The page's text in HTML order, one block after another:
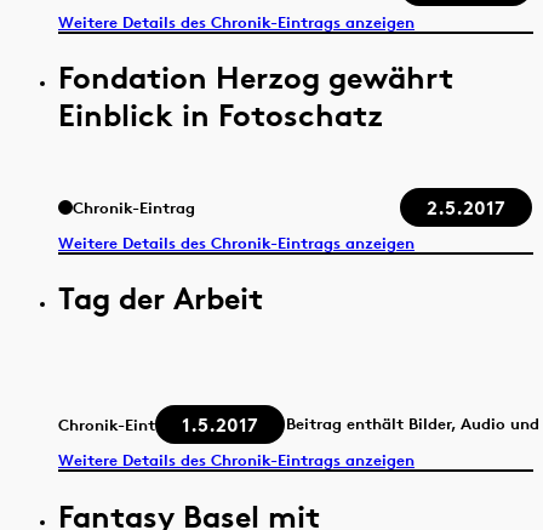
Weitere Details des Chronik-Eintrags anzeigen
Fondation Herzog gewährt
Einblick in Fotoschatz
Chronik-Eintrag 2.5.2017
Weitere Details des Chronik-Eintrags anzeigen
Tag der Arbeit
Chronik-Eintrag 1.5.2017
Beitrag enthält Bilder, Audio und
Weitere Details des Chronik-Eintrags anzeigen
Fantasy Basel mit